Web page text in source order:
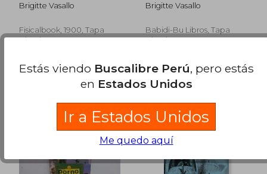
Brigitte Vasallo
Fisicalbook, 1900, Tapa
Blanda, Nuevo
Brigitte Vasallo
Babidi-Bu Libros, Tapa
Blanda, Nuevo
Estás viendo Buscalibre Perú, pero estás
en Estados Unidos
Ir a Estados Unidos
Me quedo aquí